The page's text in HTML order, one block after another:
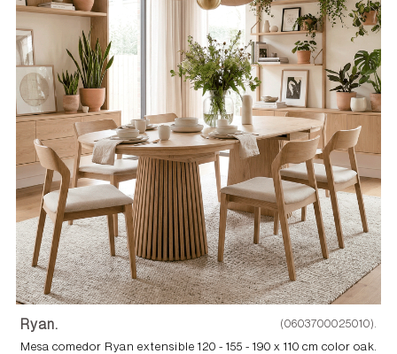
Ryan. (0603700025010).
Mesa comedor Ryan extensible 120 - 155 - 190 x 110 cm color oak.